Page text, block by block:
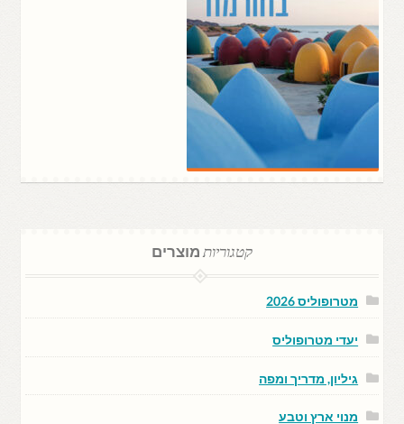
קטגוריותמוצרים
מטרופוליס 2026
יעדי מטרופוליס
גיליון, מדריך ומפה
מנוי ארץ וטבע